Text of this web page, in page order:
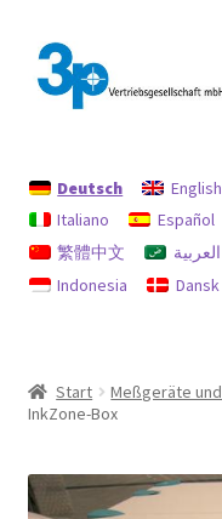
Zur
Navigation
springen
Zum
Inhalt
springen
Datenschutz
Gebrauchtmaschinen
Deutsch English
Italiano
Español
繁體中文
العربية
Indonesia
Dansk
Start Meßgeräte
InkZone-Box